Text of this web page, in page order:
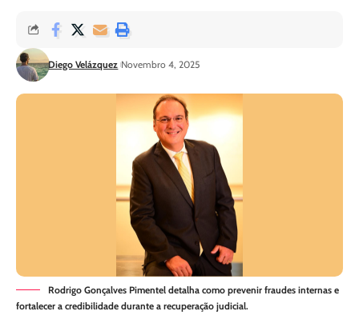
Diego Velázquez Novembro 4, 2025
Rodrigo Gonçalves Pimentel detalha como prevenir fraudes internas e
fortalecer a credibilidade durante a recuperação judicial.